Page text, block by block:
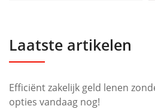
Laatste artikelen
Efficiënt zakelijk geld lenen
opties vandaag nog!